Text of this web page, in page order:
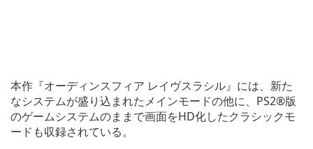
本作『オーディンスフィア レイヴスラシル』には、新た
なシステムが盛り込まれたメインモードの他に、PS2®版
のゲームシステムのままで画面をHD化したクラシックモ
ードも収録されている。